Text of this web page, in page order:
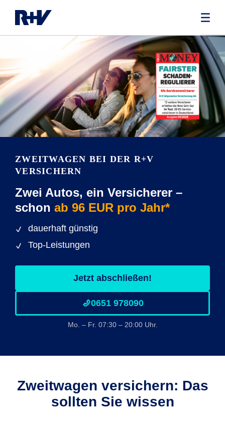
ZWEITWAGEN BEI DER R+V
VERSICHERN
Zwei Autos, ein Versicherer –
schon ab 96 EUR pro Jahr*
dauerhaft günstig
Top-Leistungen
Jetzt abschließen!
0651 978090
Mo. – Fr. 07:30 – 20:00 Uhr.
Zweitwagen versichern: Das
sollten Sie wissen